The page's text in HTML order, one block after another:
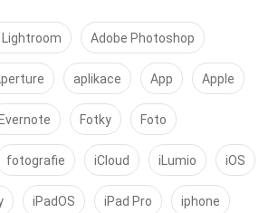
Lightroom Adobe Photoshop
aplikace App Apple
Evernote Fotky Foto
fotografie iCloud iLumio iOS
iPadOS iPad Pro iphone